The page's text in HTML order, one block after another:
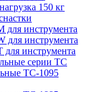
150 кг
для инструмента
для инструмента
инструмента
серии ТС
TC-1095